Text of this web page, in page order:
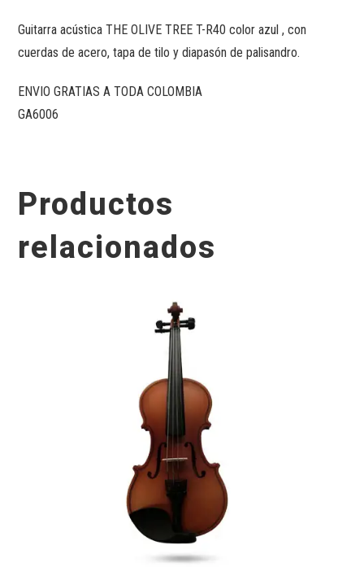
Guitarra acústica THE OLIVE TREE T-R40 color azul , con
cuerdas de acero, tapa de tilo y diapasón de palisandro.
ENVIO GRATIAS A TODA COLOMBIA
GA6006
Productos
relacionados